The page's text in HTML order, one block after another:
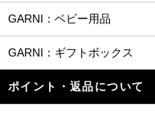
GARNI：ベビー用品
GARNI：ギフトボックス
ポイント・返品について